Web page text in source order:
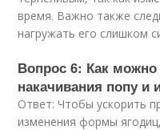
время. Важно также
нагружать его слишком
Вопрос 6: Как можно
накачивания попу
Ответ: Чтобы ускорить
изменения формы